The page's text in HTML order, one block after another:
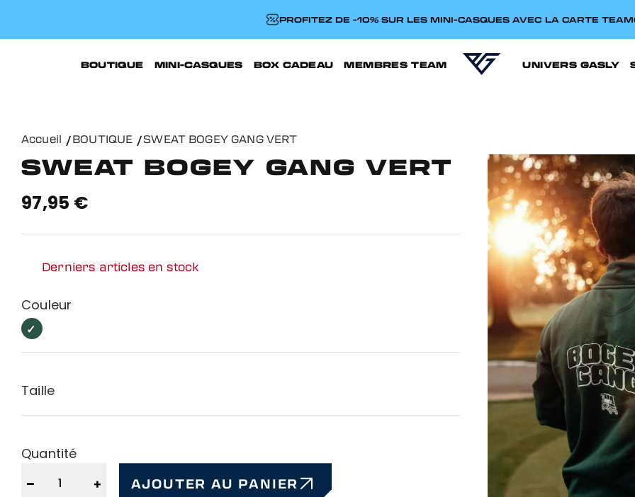
PROFITEZ DE -10% SUR LES MINI-CASQUES AVEC LA CARTE
BOUTIQUE MINI-CASQUES BOX CADEAU MEMBRES TEAM UNIVERS GASLY
Accueil BOUTIQUE SWEAT BOGEY GANG VERT
SWEAT BOGEY GANG VERT
97,95 €
Derniers articles en stock
Couleur
Vert
ForêtForêt
Taille
Quantité
− + AJOUTER AU PANIER